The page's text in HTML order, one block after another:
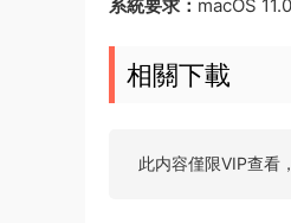
系統要求： macOS
相關下載
此内容僅限VIP查看